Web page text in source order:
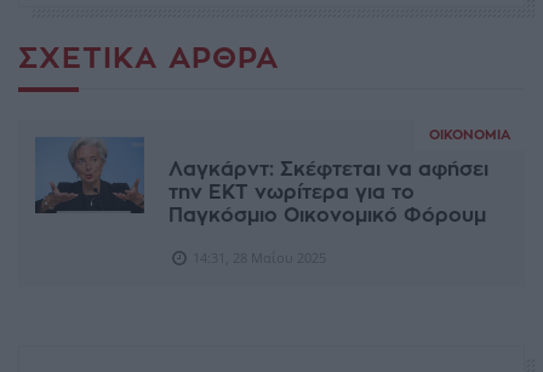
ΣΧΕΤΙΚΆ ΆΡΘΡΑ
ΟΙΚΟΝΟΜΊΑ
Λαγκάρντ: Σκέφτεται να αφήσει
την ΕΚΤ νωρίτερα για το
Παγκόσμιο Οικονομικό Φόρουμ